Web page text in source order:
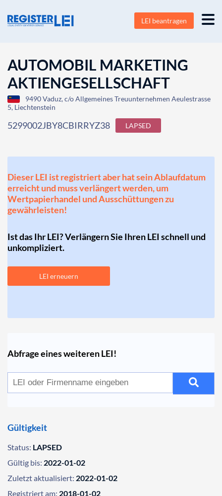
LEI beantragen
AUTOMOBIL MARKETING
AKTIENGESELLSCHAFT
9490 Vaduz, c/o Allgemeines Treuunternehmen Aeulestrasse
5, Liechtenstein
5299002JBY8CBIRRYZ38 LAPSED
Dieser LEI ist registriert aber hat sein Ablaufdatum
erreicht und muss verlängert werden, um
Wertpapierhandel und Ausschüttungen zu
gewährleisten!
Ist das Ihr LEI? Verlängern Sie Ihren LEI schnell und
unkompliziert.
LEI erneuern
Abfrage eines weiteren LEI!
Gültigkeit
Status: LAPSED
Gültig bis: 2022-01-02
Zuletzt aktualisiert: 2022-01-02
Registriert am: 2018-01-02